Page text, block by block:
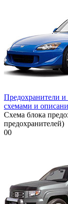
Предохранители и
схемами и
Схема блока
предохранителей)
00